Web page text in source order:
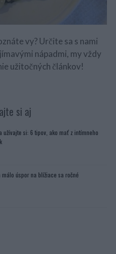
vy? Určite sa s nami
nápadmi, my vždy
užitočných článkov!
si aj
užívajte si: 6 tipov, ako mať z intímneho
málo úspor na blížiace sa ročné